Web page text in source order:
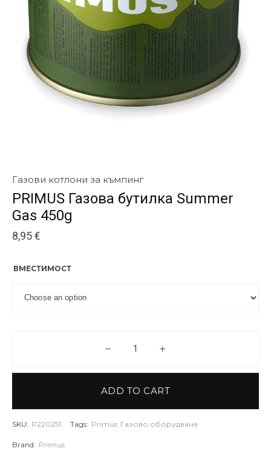
Газови котлони за къмпинг
PRIMUS Газова бутилка Summer
Gas 450g
8,95€
ВМЕСТИМОСТ
PRIMUS Газова бутилка
ADD TO CART
SKU: P220251 Tags: Primus Газово оборудване
Brand: Primus